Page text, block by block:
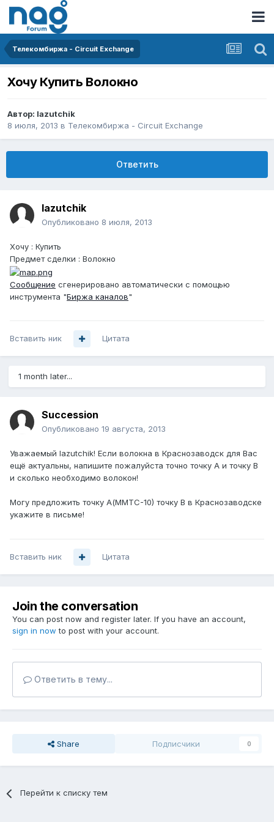
Телекомбиржа - Circuit Exchange
Хочу Купить Волокно
Автор: lazutchik
8 июля, 2013 в Телекомбиржа - Circuit Exchange
Ответить
lazutchik
Опубликовано 8 июля, 2013
Хочу : Купить
Предмет сделки : Волокно
Сообщение сгенерировано автоматически с помощью
инструмента "Биржа каналов"
Вставить ник Цитата
1 month later...
Succession
Опубликовано 19 августа, 2013
Уважаемый lazutchik! Если волокна в Краснозаводск для Вас
ещё актуальны, напишите пожалуйста точно точку А и точку В
и сколько необходимо волокон!
Могу предложить точку А(ММТС-10) точку В в Краснозаводске
укажите в письме!
Вставить ник Цитата
Join the conversation
You can post now and register later. If you have an account,
sign in now to post with your account.
Ответить в тему...
Share Подписчики 0
Перейти к списку тем